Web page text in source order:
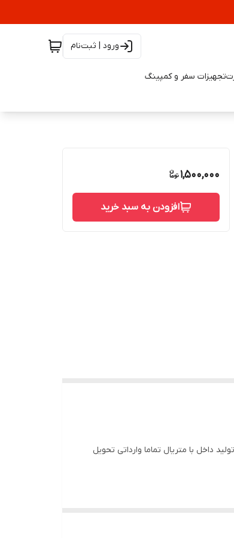
ورود | ثبت‌نام
تجهیزات سفر و کمپینگ
1,500,000
افزودن به سبد خرید
جردن پارچه کوپر/ ایرو شلوارك : جیبدار / طرح نمایندگی /مغزی خور 5 رنگ 2سایز حداقل تعداد سفارش عمده 2 جين تولید داخل با متریال تماما وارداتی تحویل